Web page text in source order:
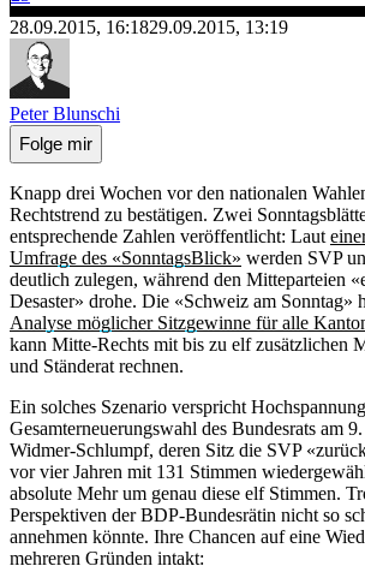
28.09.2015, 16:1829.09.2015, 13:19
Peter Blunschi
Folge mir
Knapp drei Wochen vor den nationalen
Rechtstrend zu bestätigen. Zwei
entsprechende Zahlen veröffentlicht: Laut
Umfrage des «SonntagsBlick» werden SVP
deutlich zulegen, während den Mitteparteien
Desaster» drohe. Die «Schweiz am Sonntag»
Analyse möglicher Sitzgewinne für alle
kann Mitte-Rechts mit bis zu elf zusätzlichen
und Ständerat rechnen.
Ein solches Szenario verspricht
Gesamterneuerungswahl des Bundesrats am
Widmer-Schlumpf, deren Sitz die SVP
vor vier Jahren mit 131 Stimmen
absolute Mehr um genau diese elf Stimmen.
Perspektiven der BDP-Bundesrätin nicht so
annehmen könnte. Ihre Chancen auf eine
mehreren Gründen intakt: